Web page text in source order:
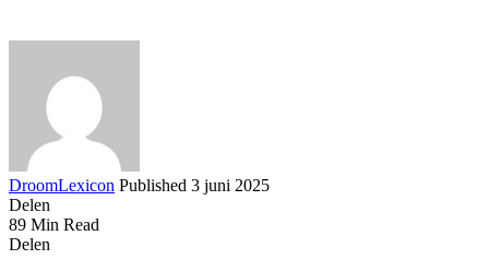
DroomLexicon Published 3 juni 2025
Delen
89 Min Read
Delen